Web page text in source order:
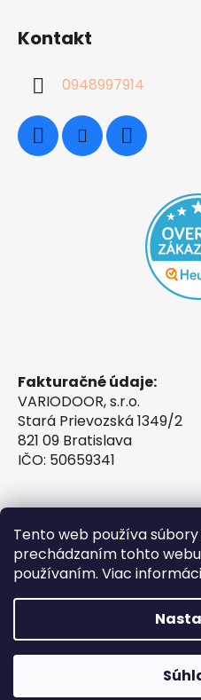
Tento web používa
prechádzaním tohto
používaním. Viac
Kontakt
0948997914
Fakturačné údaje:
VARIODOOR, s.r.o.
Stará Prievozská 1349/2
821 09 Bratislava
IČO: 50659341